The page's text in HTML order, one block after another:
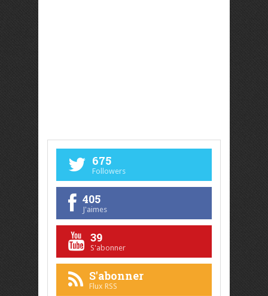
675
Followers
405
J'aimes
39
S'abonner
S'abonner
Flux RSS